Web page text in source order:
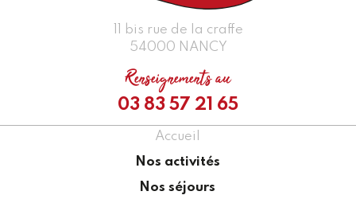
11 bis rue de la craffe
54000 NANCY
Renseignements au
03 83 57 21 65
Accueil
Nos activités
Nos séjours